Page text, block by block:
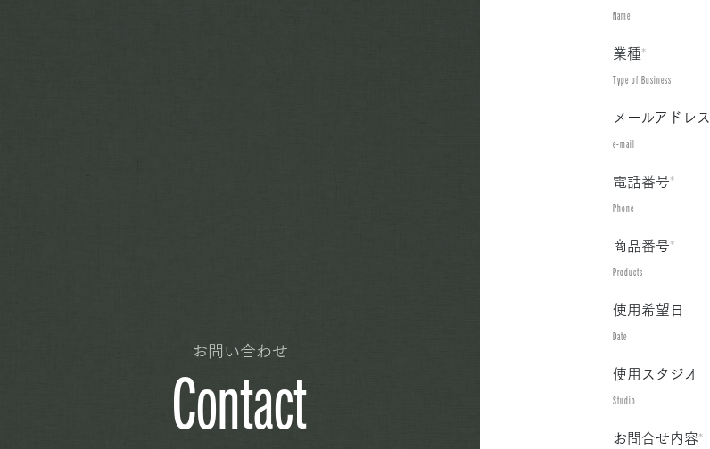
お問い合わせ
Contact
Name
業種*
Type of Business
メールアドレス
e-mail
電話番号*
Phone
商品番号*
Products
使用希望日
Date
使用スタジオ
Studio
お問合せ内容*